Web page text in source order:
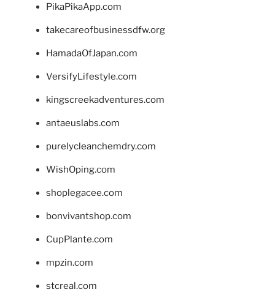
PikaPikaApp.com
takecareofbusinessdfw.org
HamadaOfJapan.com
VersifyLifestyle.com
kingscreekadventures.com
antaeuslabs.com
purelycleanchemdry.com
WishOping.com
shoplegacee.com
bonvivantshop.com
CupPlante.com
mpzin.com
stcreal.com